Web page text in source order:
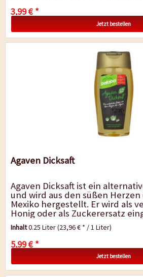
3,99 € *
Jetzt bestellen
Agaven Dicksaft
Agaven Dicksaft ist ein
und wird aus den süßen Herzen
Mexiko hergestellt. Er wird als
Honig oder als Zuckerersatz
seinem fein milden und...
Inhalt0.25 Liter(23,96 € * / 1 Liter)
5,99 € *
Jetzt bestellen